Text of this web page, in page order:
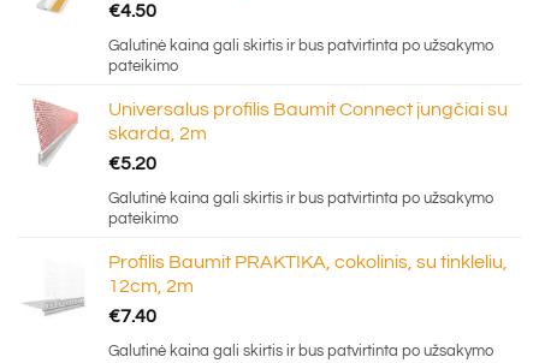
€4.50
Galutinė kaina gali skirtis ir bus patvirtinta po užsakymo
pateikimo
Universalus profilis Baumit Connect jungčiai su
skarda, 2m
€5.20
Galutinė kaina gali skirtis ir bus patvirtinta po užsakymo
pateikimo
Profilis Baumit PRAKTIKA, cokolinis, su tinkleliu,
12cm, 2m
€7.40
Galutinė kaina gali skirtis ir bus patvirtinta po užsakymo